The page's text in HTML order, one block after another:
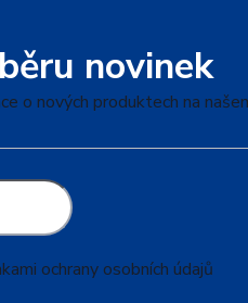
novinek
o nových produktech na
ochrany osobních údajů